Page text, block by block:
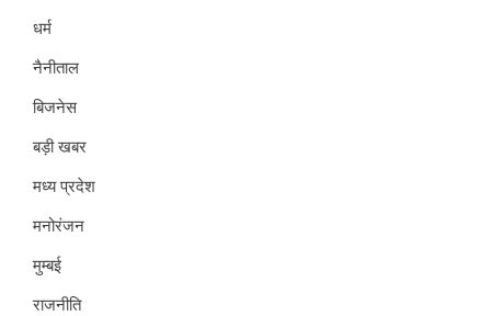
धर्म
नैनीताल
बिजनेस
बड़ी खबर
मध्य प्रदेश
मनोरंजन
मुम्बई
राजनीति